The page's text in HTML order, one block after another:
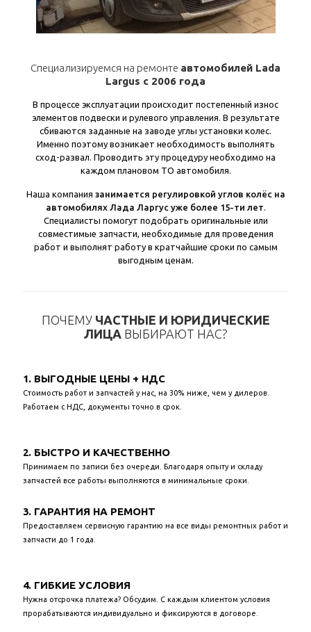
Специализируемся на ремонте автомобилей Lada
Largus с 2006 года
В процессе эксплуатации происходит постепенный износ
элементов подвески и рулевого управления. В результате
сбиваются заданные на заводе углы установки колес.
Именно поэтому возникает необходимость выполнять
сход-развал. Проводить эту процедуру необходимо на
каждом плановом ТО автомобиля.
Наша компания занимается регулировкой углов колёс на
автомобилях Лада Ларгус уже более 15-ти лет
Специалисты помогут подобрать оригинальные или
совместимые запчасти, необходимые для проведения
работ и выполнят работу в кратчайшие сроки по самым
выгодным ценам.
ПОЧЕМУ ЧАСТНЫЕ И ЮРИДИЧЕСКИЕ
ЛИЦА ВЫБИРАЮТ НАС?
1. ВЫГОДНЫЕ ЦЕНЫ + НДС
Стоимость работ и запчастей у нас, на 30% ниже, чем у дилеров.
Работаем с НДС, документы точно в срок.
2. БЫСТРО И КАЧЕСТВЕННО
Принимаем по записи без очереди. Благодаря опыту и складу
запчастей все работы выполняются в минимальные сроки.
3. ГАРАНТИЯ НА РЕМОНТ
Предоставляем сервисную гарантию на все виды ремонтных работ и
запчасти до 1 года.
4. ГИБКИЕ УСЛОВИЯ
Нужна отсрочка платежа? Обсудим. С каждым клиентом условия
прорабатываются индивидуально и фиксируются в договоре.